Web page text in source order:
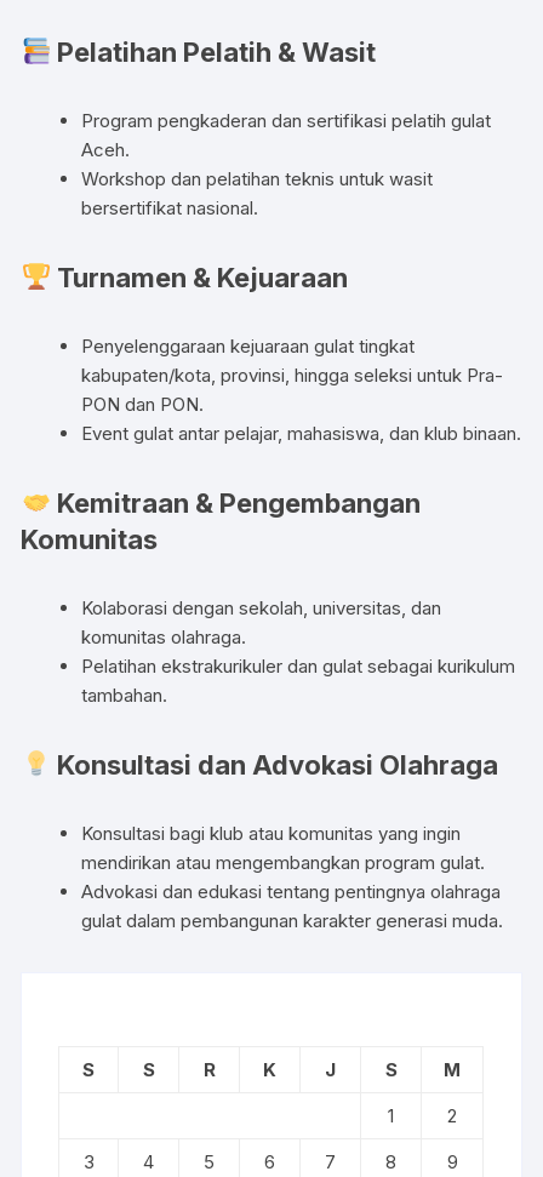
Pelatihan Pelatih & Wasit
Program pengkaderan dan sertifikasi pelatih gulat
Aceh.
Workshop dan pelatihan teknis untuk wasit
bersertifikat nasional.
Turnamen & Kejuaraan
Penyelenggaraan kejuaraan gulat tingkat
kabupaten/kota, provinsi, hingga seleksi untuk Pra-
PON dan PON.
Event gulat antar pelajar, mahasiswa, dan klub binaan.
Kemitraan & Pengembangan
Komunitas
Kolaborasi dengan sekolah, universitas, dan
komunitas olahraga.
Pelatihan ekstrakurikuler dan gulat sebagai kurikulum
tambahan.
Konsultasi dan Advokasi Olahraga
Konsultasi bagi klub atau komunitas yang ingin
mendirikan atau mengembangkan program gulat.
Advokasi dan edukasi tentang pentingnya olahraga
gulat dalam pembangunan karakter generasi muda.
S S R K J S
M
1
2
3
4 5 6 7 8
9